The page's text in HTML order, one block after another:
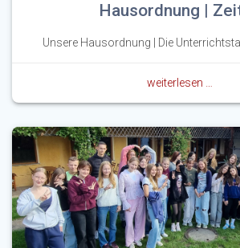
Hausordnung |
Unsere Hausordnung | Die
weiterlesen …